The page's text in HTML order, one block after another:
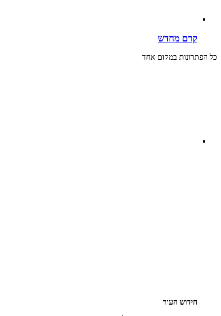
קרם מחדש
כל הפתרונות במקום אחד
חידוש העור